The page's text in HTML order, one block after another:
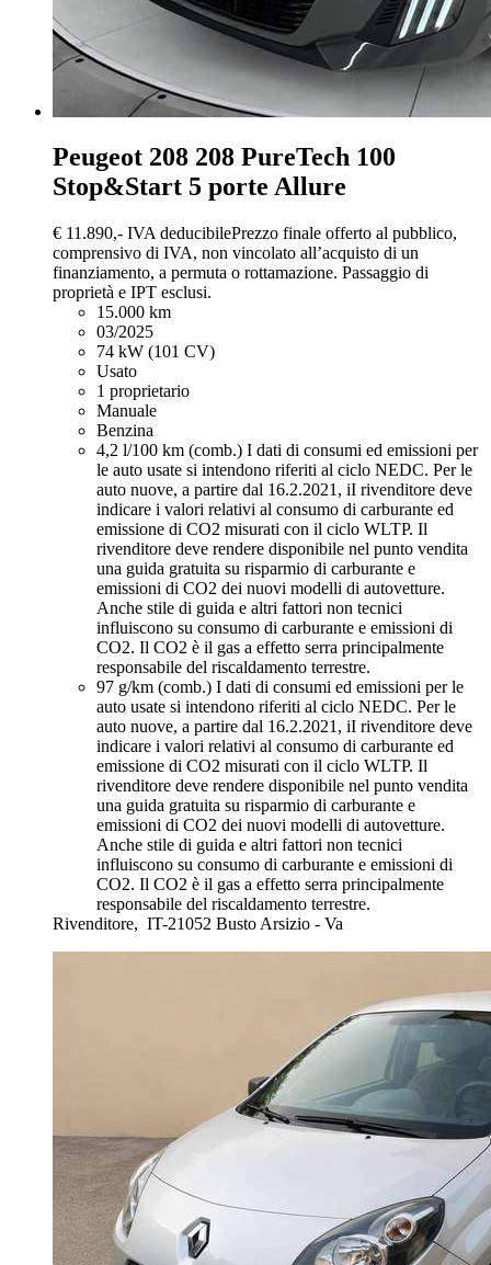
Peugeot 208 208 PureTech 100
Stop&Start 5 porte Allure
€ 11.890,- IVA deducibilePrezzo finale offerto al pubblico,
comprensivo di IVA, non vincolato all’acquisto di un
finanziamento, a permuta o rottamazione. Passaggio di
proprietà e IPT esclusi.
15.000 km
03/2025
74 kW (101 CV)
Usato
1 proprietario
Manuale
Benzina
4,2 l/100 km (comb.) I dati di consumi ed emissioni per
le auto usate si intendono riferiti al ciclo NEDC. Per le
auto nuove, a partire dal 16.2.2021, iI rivenditore deve
indicare i valori relativi al consumo di carburante ed
emissione di CO2 misurati con il ciclo WLTP. Il
rivenditore deve rendere disponibile nel punto vendita
una guida gratuita su risparmio di carburante e
emissioni di CO2 dei nuovi modelli di autovetture.
Anche stile di guida e altri fattori non tecnici
influiscono su consumo di carburante e emissioni di
CO2. Il CO2 è il gas a effetto serra principalmente
responsabile del riscaldamento terrestre.
97 g/km (comb.) I dati di consumi ed emissioni per le
auto usate si intendono riferiti al ciclo NEDC. Per le
auto nuove, a partire dal 16.2.2021, iI rivenditore deve
indicare i valori relativi al consumo di carburante ed
emissione di CO2 misurati con il ciclo WLTP. Il
rivenditore deve rendere disponibile nel punto vendita
una guida gratuita su risparmio di carburante e
emissioni di CO2 dei nuovi modelli di autovetture.
Anche stile di guida e altri fattori non tecnici
influiscono su consumo di carburante e emissioni di
CO2. Il CO2 è il gas a effetto serra principalmente
responsabile del riscaldamento terrestre.
Rivenditore, IT-21052 Busto Arsizio - Va